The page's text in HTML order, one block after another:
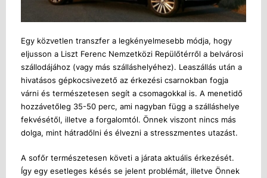
Egy közvetlen transzfer a legkényelmesebb módja, hogy
eljusson a Liszt Ferenc Nemzetközi Repülőtérről a belvárosi
szállodájához (vagy más szálláshelyéhez). Leaszállás után a
hivatásos gépkocsivezető az érkezési csarnokban fogja
várni és természetesen segít a csomagokkal is. A menetidő
hozzávetőleg 35-50 perc, ami nagyban függ a szálláshelye
fekvésétől, illetve a forgalomtól. Önnek viszont nincs más
dolga, mint hátradőlni és élvezni a stresszmentes utazást.
A sofőr természetesen követi a járata aktuális érkezését.
Így egy esetleges késés se jelent problémát, illetve Önnek